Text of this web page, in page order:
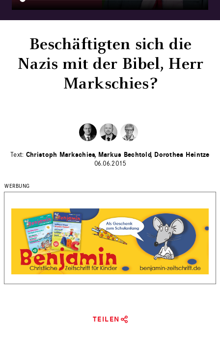
Beschäftigten sich die
Nazis mit der Bibel, Herr
Markschies?
Christoph Markschies Markus Bechtold Dorothea Heintze
06.06.2015
TEILEN